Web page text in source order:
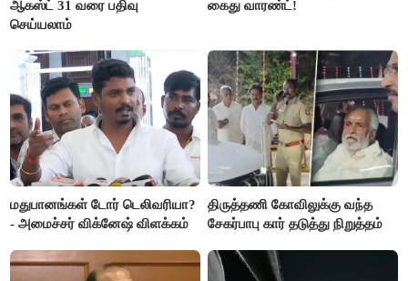
ஆகஸ்ட் 31 வரை பதிவு
செய்யலாம்
கைது வாரண்ட்!
மதுபானங்கள் டோர் டெலிவரியா?
- அமைச்சர் விக்னேஷ் விளக்கம்
திருத்தணி கோவிலுக்கு வந்த
சேகர்பாபு கார் தடுத்து நிறுத்தம்